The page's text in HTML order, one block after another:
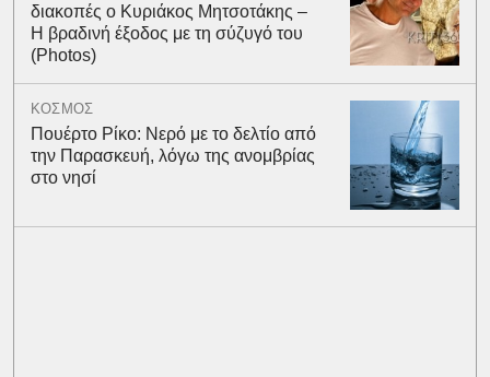
διακοπές ο Κυριάκος Μητσοτάκης –
Η βραδινή έξοδος με τη σύζυγό του
(Photos)
ΚΟΣΜΟΣ
Πουέρτο Ρίκο: Νερό με το δελτίο από
την Παρασκευή, λόγω της ανομβρίας
στο νησί